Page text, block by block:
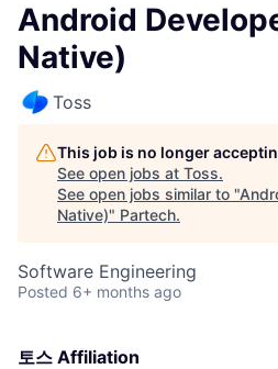
Android
Native)
Toss
This job is no longer
See open jobs at Toss.
See open jobs similar to "
Native)" Partech.
Software Engineering
Posted 6+ months ago
토스 Affiliation